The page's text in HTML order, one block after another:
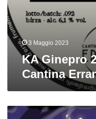
3 Maggio 2023
KA Ginepro
Cantina
Draconis